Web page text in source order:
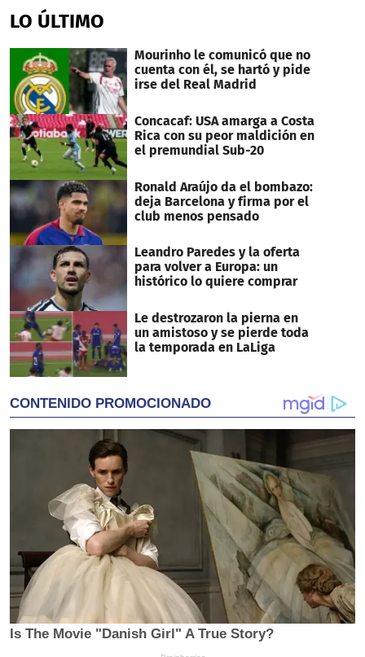
of
12
53
seconds
LO ÚLTIMO
Mourinho le comunicó que no
cuenta con él, se hartó y pide
irse del Real Madrid
Concacaf: USA amarga a Costa
Rica con su peor maldición en
el premundial Sub-20
Ronald Araújo da el bombazo:
deja Barcelona y firma por el
club menos pensado
Leandro Paredes y la oferta
para volver a Europa: un
histórico lo quiere comprar
Le destrozaron la pierna en
un amistoso y se pierde toda
la temporada en LaLiga